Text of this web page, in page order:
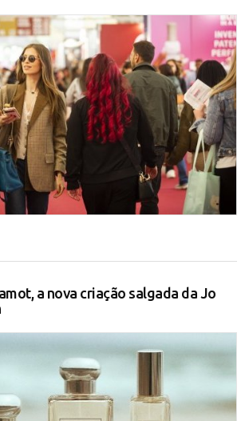
a nova criação salgada da Jo